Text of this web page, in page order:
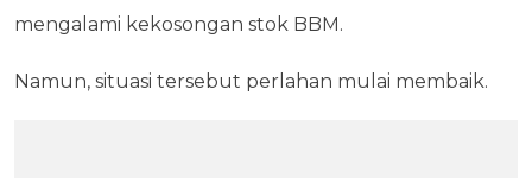
mengalami kekosongan stok BBM.
Namun, situasi tersebut perlahan mulai membaik.